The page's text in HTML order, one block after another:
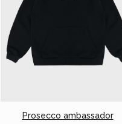
Prosecco ambassador